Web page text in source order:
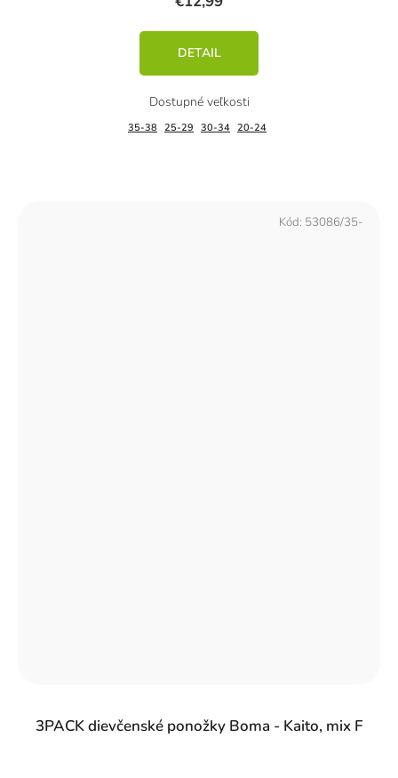
DETAIL
35-38 25-29 30-34 20-24
3PACK dievčenské ponožky Boma - Kaito, mix F
Kód: 53086/35-